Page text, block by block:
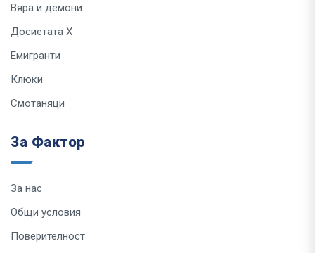
Вяра и демони
Досиетата Х
Емигранти
Клюки
Смотаняци
За Фактор
За нас
Общи условия
Поверителност